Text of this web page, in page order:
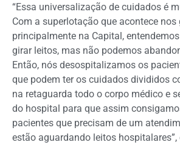
“Essa universalização de cuidados é
Com a superlotação que acontece
principalmente na Capital,
girar leitos, mas não podemos
Então, nós desospitalizamos os
que podem ter os cuidados divididos
na retaguarda todo o corpo médico e
do hospital para que assim
pacientes que precisam de um
estão aguardando leitos hospitalares”,